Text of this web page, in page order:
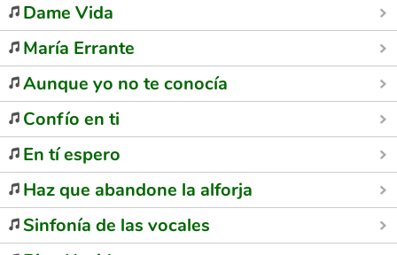
Dame Vida
María Errante
Aunque yo no te conocía
Confío en ti
En tí espero
Haz que abandone la alforja
Sinfonía de las vocales